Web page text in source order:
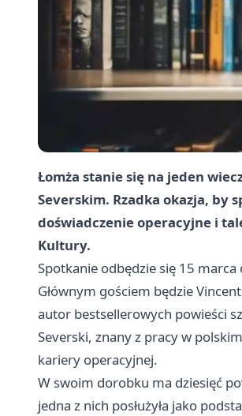
Łomża stanie się na jeden
Severskim. Rzadka okazja, by
doświadczenie operacyjne i
Kultury.
Spotkanie odbędzie się 15
Głównym gościem będzie
autor bestsellerowych powieści
Severski, znany z pracy w
kariery operacyjnej.
W swoim dorobku ma dziesięć
jedna z nich posłużyła jako